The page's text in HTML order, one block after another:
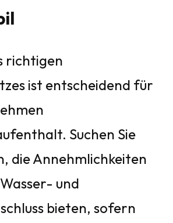
richtigen
ist entscheidend für
Suchen Sie
die Annehmlichkeiten
und
bieten, sofern